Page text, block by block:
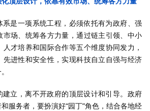
系是一项系统工程，必须依托有为政府、强
市场、统筹各方力量，通过链主引领、中小
才培养和国际合作等五个维度协同发力，
先进性和安全性，实现科技自立自强与经济
建立，离不开政府的顶层设计和引导。政府
服务者，要扮演好“园丁”角色，结合各地经